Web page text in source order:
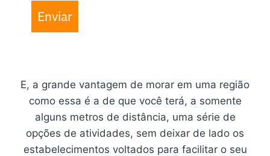
Enviar
E, a grande vantagem de morar em uma região
como essa é a de que você terá, a somente
alguns metros de distância, uma série de
opções de atividades, sem deixar de lado os
estabelecimentos voltados para facilitar o seu